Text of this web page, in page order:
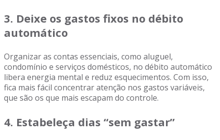
3. Deixe os gastos fixos no débito
automático
Organizar as contas essenciais, como aluguel,
condomínio e serviços domésticos, no débito automático
libera energia mental e reduz esquecimentos. Com isso,
fica mais fácil concentrar atenção nos gastos variáveis,
que são os que mais escapam do controle.
4. Estabeleça dias “sem gastar”